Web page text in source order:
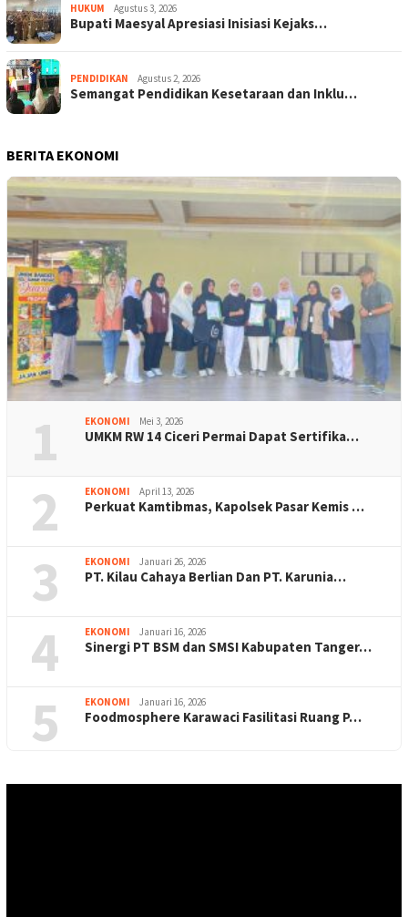
HUKUM Agustus 3, 2026
Bupati Maesyal Apresiasi Inisiasi Kejaks…
PENDIDIKAN Agustus 2, 2026
Semangat Pendidikan Kesetaraan dan Inklu…
BERITA EKONOMI
1 EKONOMI Mei 3, 2026
UMKM RW 14 Ciceri Permai Dapat Sertifika…
2 EKONOMI April 13, 2026
Perkuat Kamtibmas, Kapolsek Pasar Kemis …
3 EKONOMI Januari 26, 2026
PT. Kilau Cahaya Berlian Dan PT. Karunia…
4 EKONOMI Januari 16, 2026
Sinergi PT BSM dan SMSI Kabupaten Tanger…
5 EKONOMI Januari 16, 2026
Foodmosphere Karawaci Fasilitasi Ruang P…